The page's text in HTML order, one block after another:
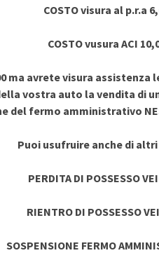
COSTO visura al p.r.a
COSTO vusura ACI
ma avrete visura
vostra auto la vendita di
fermo amministrativo
Puoi usufruire anche di
PERDITA DI POSSESSO
RIENTRO DI POSSESSO
SOSPENSIONE FERMO